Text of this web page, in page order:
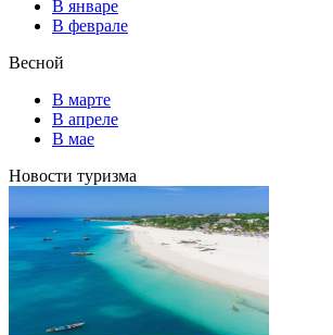
В январе
В феврале
Весной
В марте
В апреле
В мае
Новости туризма